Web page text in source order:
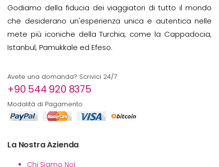
Godiamo della fiducia dei viaggiatori di tutto il mondo
che desiderano un'esperienza unica e autentica nelle
mete più iconiche della Turchia, come la Cappadocia,
Istanbul, Pamukkale ed Efeso.
Avete una domanda? Scrivici 24/7
+90 544 920 8375
Modalità di Pagamento
La Nostra Azienda
Chi Siamo Noi